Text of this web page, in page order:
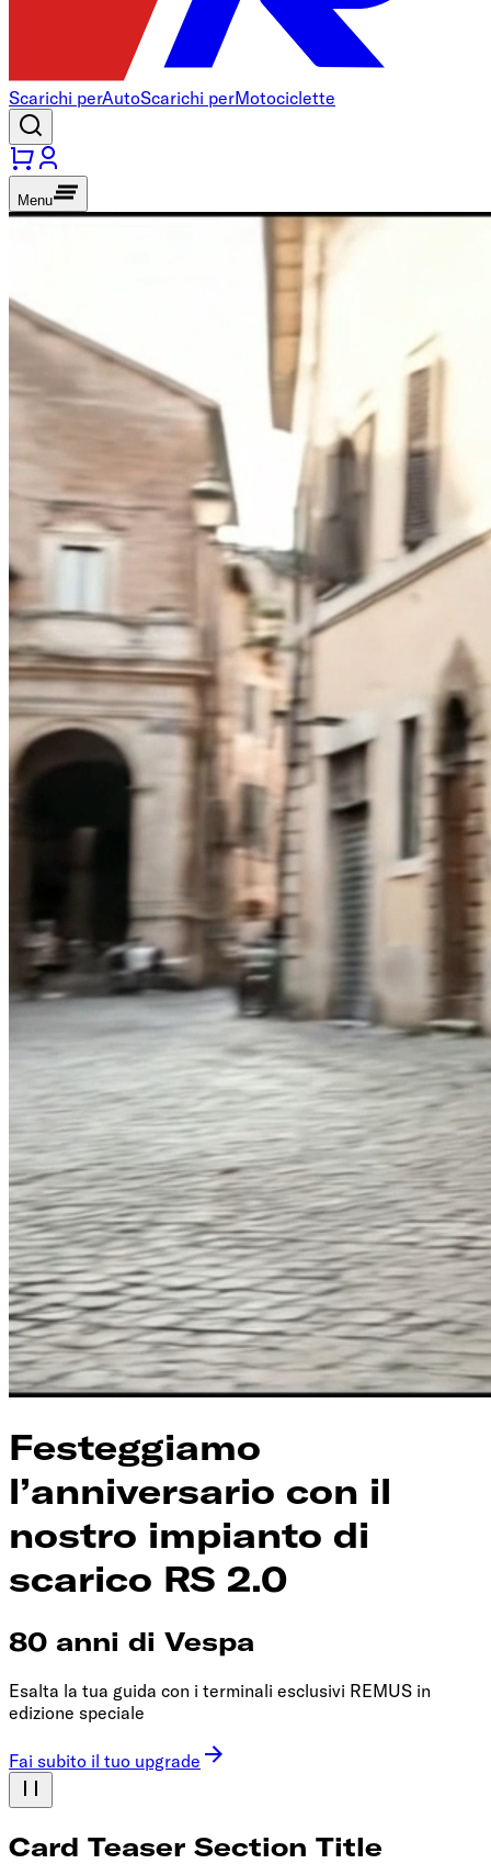
Scarichi perAutoScarichi perMotociclette
Menu
Festeggiamo
l’anniversario con il
nostro impianto di
scarico RS 2.0
80 anni di Vespa
Esalta la tua guida con i terminali esclusivi REMUS in
edizione speciale
Fai subito il tuo upgrade
Card Teaser Section Title